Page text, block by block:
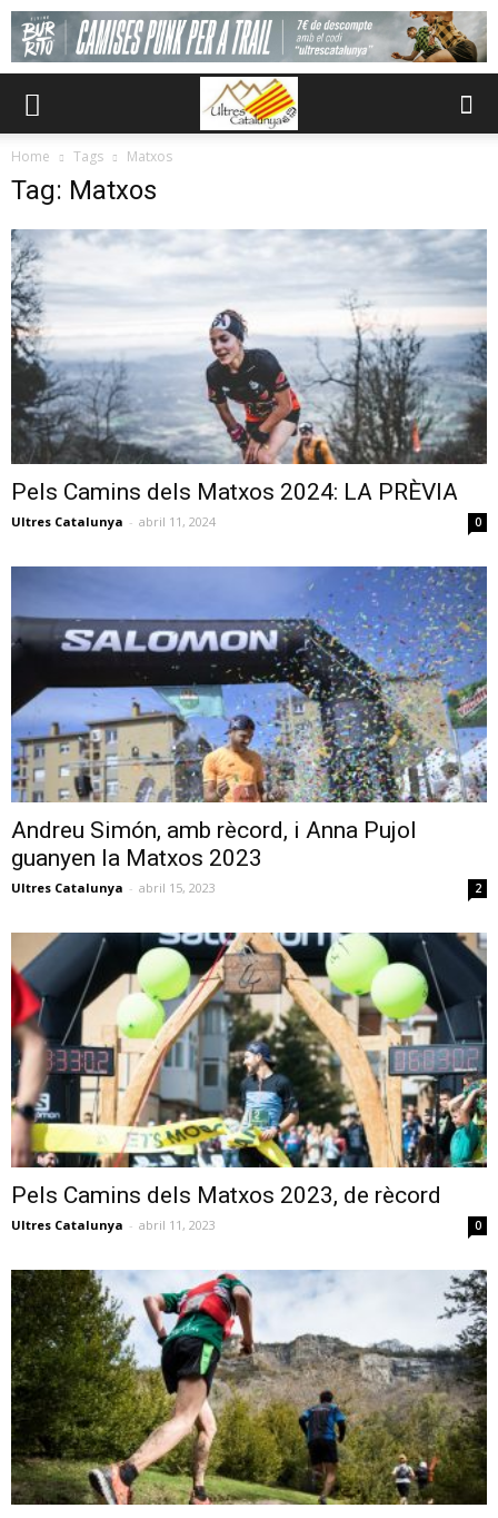
Home Tags Matxos
Tag: Matxos
Pels Camins dels Matxos 2024: LA PRÈVIA
Ultres Catalunya - abril 11, 2024 0
Andreu Simón, amb rècord, i Anna Pujol
guanyen la Matxos 2023
Ultres Catalunya - abril 15, 2023 2
Pels Camins dels Matxos 2023, de rècord
Ultres Catalunya - abril 11, 2023 0